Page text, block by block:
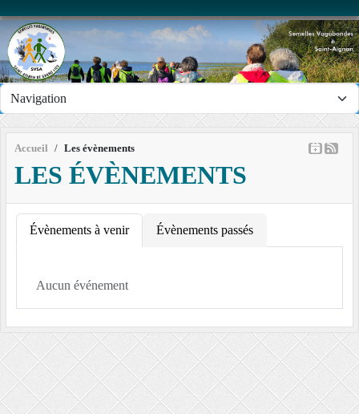
Accueil Les évènements
LES ÉVÈNEMENTS
Évènements à venir Évènements passés
Aucun événement